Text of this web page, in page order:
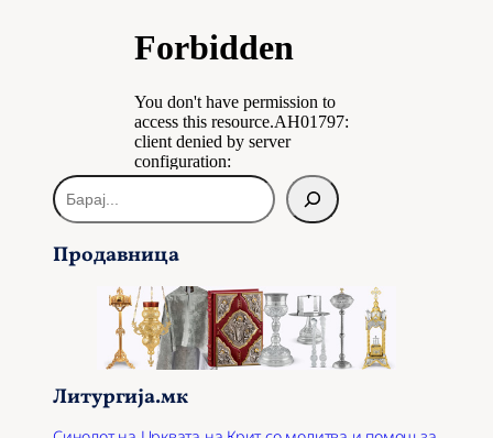
Б
а
а
Продавница
Литургија.мк